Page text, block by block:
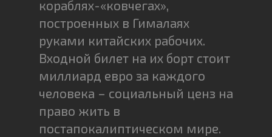
кораблях-«ковчегах»,
построенных в Гималаях
руками китайских рабочих.
Входной билет на их борт стоит
миллиард евро за каждого
человека – социальный ценз на
право жить в
постапокалиптическом мире.